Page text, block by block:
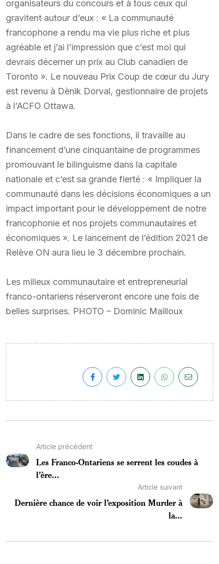
organisateurs du concours et à tous ceux qui
gravitent autour d’eux : « La communauté
francophone a rendu ma vie plus riche et plus
agréable et j’ai l’impression que c’est moi qui
devrais décerner un prix au Club canadien de
Toronto ». Le nouveau Prix Coup de cœur du Jury
est revenu à Dènik Dorval, gestionnaire de projets
à l’ACFO Ottawa.
Dans le cadre de ses fonctions, il travaille au
financement d’une cinquantaine de programmes
promouvant le bilinguisme dans la capitale
nationale et c’est sa grande fierté : « Impliquer la
communauté dans les décisions économiques a un
impact important pour le développement de notre
francophonie et nos projets communautaires et
économiques ». Le lancement de l’édition 2021 de
Relève ON aura lieu le 3 décembre prochain.
Les milieux communautaire et entrepreneurial
franco-ontariens réserveront encore une fois de
belles surprises. PHOTO – Dominic Mailloux
Article précédent
Les Franco-Ontariens se serrent les coudes à
l’ère...
Article suivant
Dernière chance de voir l’exposition Murder à
la...